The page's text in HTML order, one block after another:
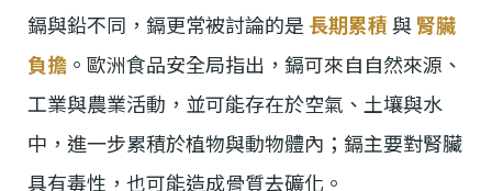
鎘與鉛不同，鎘更常被討論的是長期累積與腎臟
負擔 。歐洲食品安全局指出，鎘可來自自然來源、
工業與農業活動，並可能存在於空氣、土壤與水
中，進一步累積於植物與動物體內；鎘主要對腎臟
具有毒性，也可能造成骨質去礦化。